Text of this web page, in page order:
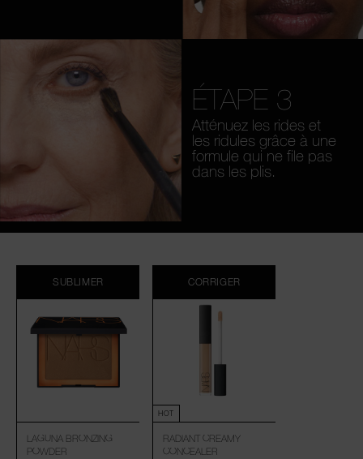
ÉTAPE 3
Atténuez les rides et
les ridules grâce à une
formule qui ne file pas
dans les plis.
SUBLIMER
LAGUNA BRONZING
POWDER
CORRIGER
HOT
RADIANT CREAMY
CONCEALER